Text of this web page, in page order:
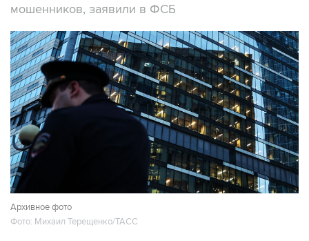
мошенников, заявили в ФСБ
Архивное фото
Фото: Михаил Терещенко/ТАСС